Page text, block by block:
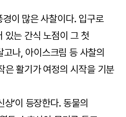
이 많은 사찰이다. 입구로
있는 간식 노점이 그 첫
나, 아이스크림 등 사찰의
은 활기가 여정의 시작을 기분
’이 등장한다. 동물의